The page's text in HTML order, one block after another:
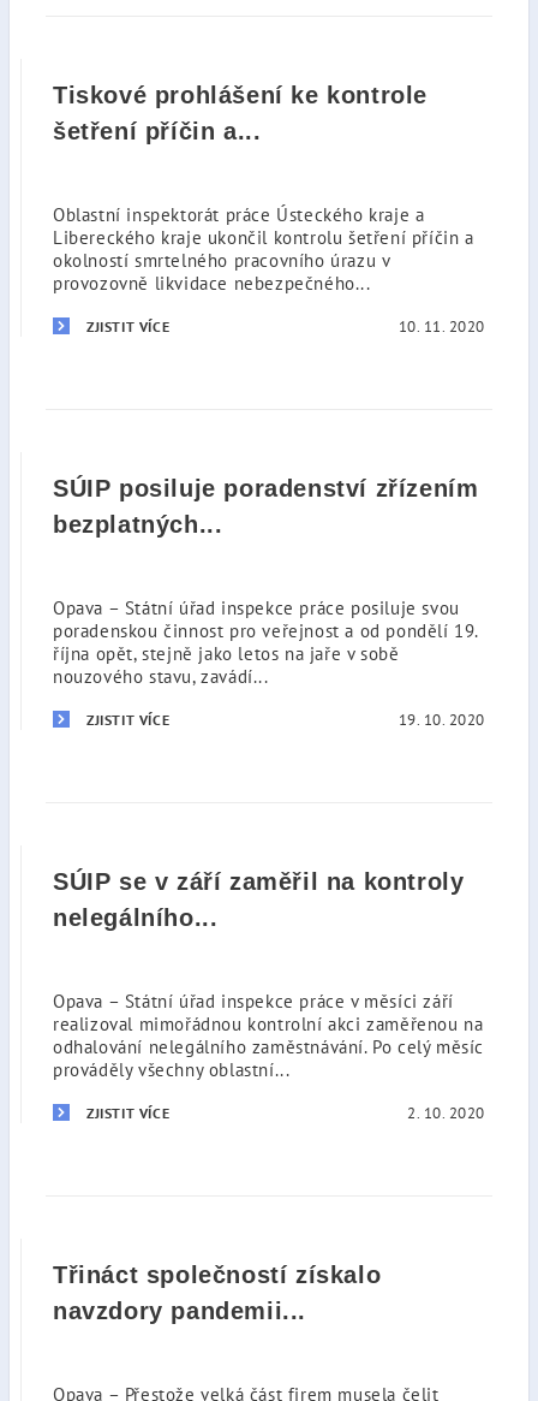
Tiskové prohlášení ke kontrole
šetření příčin a...
Oblastní inspektorát práce Ústeckého kraje a
Libereckého kraje ukončil kontrolu šetření příčin a
okolností smrtelného pracovního úrazu v
provozovně likvidace nebezpečného...
ZJISTIT VÍCE 10. 11. 2020
SÚIP posiluje poradenství zřízením
bezplatných...
Opava – Státní úřad inspekce práce posiluje svou
poradenskou činnost pro veřejnost a od pondělí 19.
října opět, stejně jako letos na jaře v sobě
nouzového stavu, zavádí...
ZJISTIT VÍCE 19. 10. 2020
SÚIP se v září zaměřil na kontroly
nelegálního...
Opava – Státní úřad inspekce práce v měsíci září
realizoval mimořádnou kontrolní akci zaměřenou na
odhalování nelegálního zaměstnávání. Po celý měsíc
prováděly všechny oblastní...
ZJISTIT VÍCE 2. 10. 2020
Třináct společností získalo
navzdory pandemii...
Opava – Přestože velká část firem musela čelit